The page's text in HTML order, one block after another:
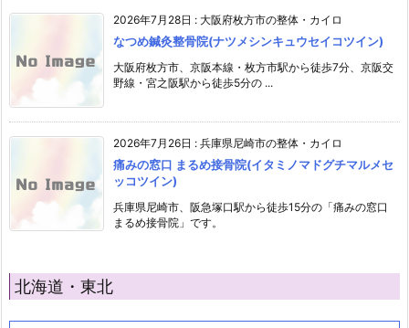
2026年7月28日 : 大阪府枚方市の整体・カイロ
なつめ鍼灸整骨院(ナツメシンキュウセイコツイン)
大阪府枚方市、京阪本線・枚方市駅から徒歩7分、京阪交
野線・宮之阪駅から徒歩5分の ...
2026年7月26日 : 兵庫県尼崎市の整体・カイロ
痛みの窓口 まるめ接骨院(イタミノマドグチマルメセ
ッコツイン)
兵庫県尼崎市、阪急塚口駅から徒歩15分の「痛みの窓口
まるめ接骨院」です。
北海道・東北